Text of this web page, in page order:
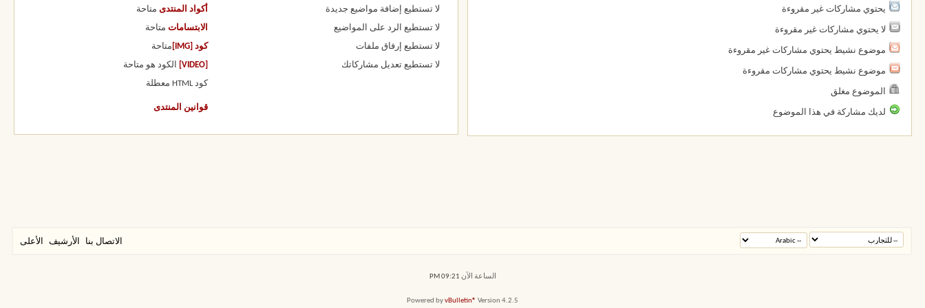
يحتوي مشاركات غير مقروءة
لا يحتوي مشاركات غير مقروءة
موضوع نشيط يحتوي مشاركات غير مقروءة
موضوع نشيط يحتوي مشاركات مقروءة
الموضوع مغلق
لديك مشاركة في هذا الموضوع
لا تستطيع إضافة مواضيع جديدة
لا تستطيع الرد على المواضيع
لا تستطيع إرفاق ملفات
لا تستطيع تعديل مشاركاتك
أكواد المنتدى متاحة
الابتسامات متاحة
كود [IMG] متاحة
الكود هو متاحة
كود HTML معطلة
قوانين المنتدى
الاتصال بنا الأرشيف الأعلى
الساعة الآن 09:21 PM
Powered byvBulletin® Version 4.2.5